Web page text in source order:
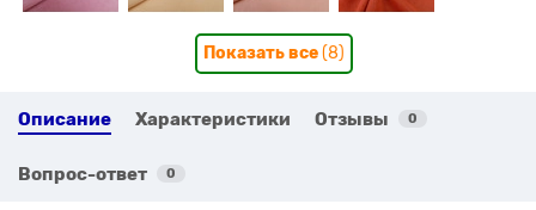
Показать все(8)
Описание Характеристики Отзывы 0
Вопрос-ответ 0